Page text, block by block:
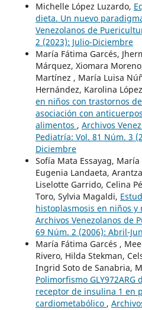
Michelle López Luzardo,
dieta. Un nuevo
Venezolanos de
2 (2023): Julio-Diciembre
María Fátima Garcés,
Márquez, Xiomara
Martínez , María Luisa
Hernández, Karolina
en niños con trastornos
asociación con
alimentos , Archivos
Pediatría: Vol. 81 Núm. 3
Diciembre
Sofía Mata Essayag,
Eugenia Landaeta,
Liselotte Garrido, Celina
Toro, Sylvia Magaldi,
histoplasmosis en niños
Archivos Venezolanos de
69 Núm. 2 (2006): Abril-
María Fátima Garcés ,
Rivero, Hilda Stekman,
Ingrid Soto de Sanabria,
Polimorfismo
receptor de insulina 1 en
cardiometabólico ,